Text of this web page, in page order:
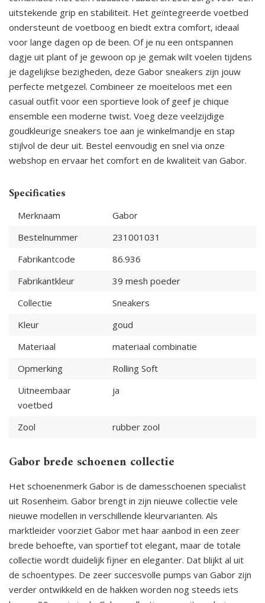
uitstekende grip en stabiliteit. Het geïntegreerde voetbed
ondersteunt de voetboog en biedt extra comfort, ideaal
voor lange dagen op de been. Of je nu een ontspannen
dagje uit plant of je gewoon op je gemak wilt voelen tijdens
je dagelijkse bezigheden, deze Gabor sneakers zijn jouw
perfecte metgezel. Combineer ze moeiteloos met een
casual outfit voor een sportieve look of geef je chique
ensemble een moderne twist. Voeg deze veelzijdige
goudkleurige sneakers toe aan je winkelmandje en stap
stijlvol de deur uit. Bestel eenvoudig en snel via onze
webshop en ervaar het comfort en de kwaliteit van Gabor.
Specificaties
Merknaam
Gabor
Bestelnummer
231001031
Fabrikantcode
86.936
Fabrikantkleur
39 mesh poeder
Collectie
Sneakers
Kleur
goud
Materiaal
materiaal combinatie
Opmerking
Rolling Soft
Uitneembaar
voetbed
ja
Zool rubber zool
Gabor brede schoenen collectie
Het schoenenmerk Gabor is de damesschoenen specialist
uit Rosenheim. Gabor brengt in zijn nieuwe collectie vele
nieuwe modellen in verschillende kleurvarianten. Als
marktleider voorziet Gabor met haar aanbod in een zeer
brede behoefte, van sportief tot elegant, maar de totale
collectie wordt duidelijk fijner en eleganter. Dat blijkt al uit
de schoentypes. De zeer succesvolle pumps van Gabor zijn
verder ontwikkeld en de hakken worden nog steeds iets